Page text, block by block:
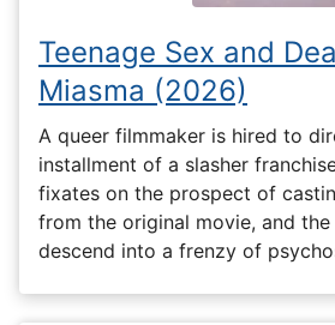
Teenage Sex and
Miasma (2026)
A queer filmmaker is hired to
installment of a slasher
fixates on the prospect of
from the original movie, and
descend into a frenzy of